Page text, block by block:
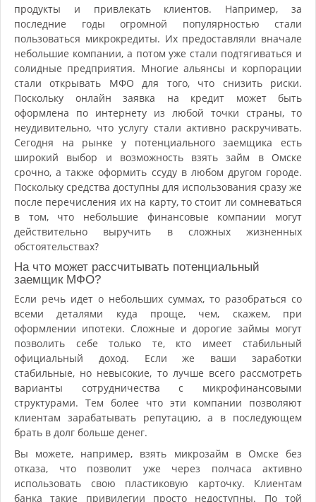
продукты и привлекать клиентов. Например, за
последние годы огромной популярностью стали
пользоваться микрокредиты. Их предоставляли вначале
небольшие компании, а потом уже стали подтягиваться и
солидные предприятия. Многие альянсы и корпорации
стали открывать МФО для того, что снизить риски.
Поскольку онлайн заявка на кредит может быть
оформлена по интернету из любой точки страны, то
неудивительно, что услугу стали активно раскручивать.
Сегодня на рынке у потенциального заемщика есть
широкий выбор и возможность взять займ в Омске
срочно, а также оформить ссуду в любом другом городе.
Поскольку средства доступны для использования сразу же
после перечисления их на карту, то стоит ли сомневаться
в том, что небольшие финансовые компании могут
действительно выручить в сложных жизненных
обстоятельствах?
На что может рассчитывать потенциальный
заемщик МФО?
Если речь идет о небольших суммах, то разобраться со
всеми деталями куда проще, чем, скажем, при
оформлении ипотеки. Сложные и дорогие займы могут
позволить себе только те, кто имеет стабильный
официальный доход. Если же ваши заработки
стабильные, но невысокие, то лучше всего рассмотреть
варианты сотрудничества с микрофинансовыми
структурами. Тем более что эти компании позволяют
клиентам зарабатывать репутацию, а в последующем
брать в долг больше денег.
Вы можете, например, взять микрозайм в Омске без
отказа, что позволит уже через полчаса активно
использовать свою пластиковую карточку. Клиентам
банка такие привилегии просто недоступны. По той